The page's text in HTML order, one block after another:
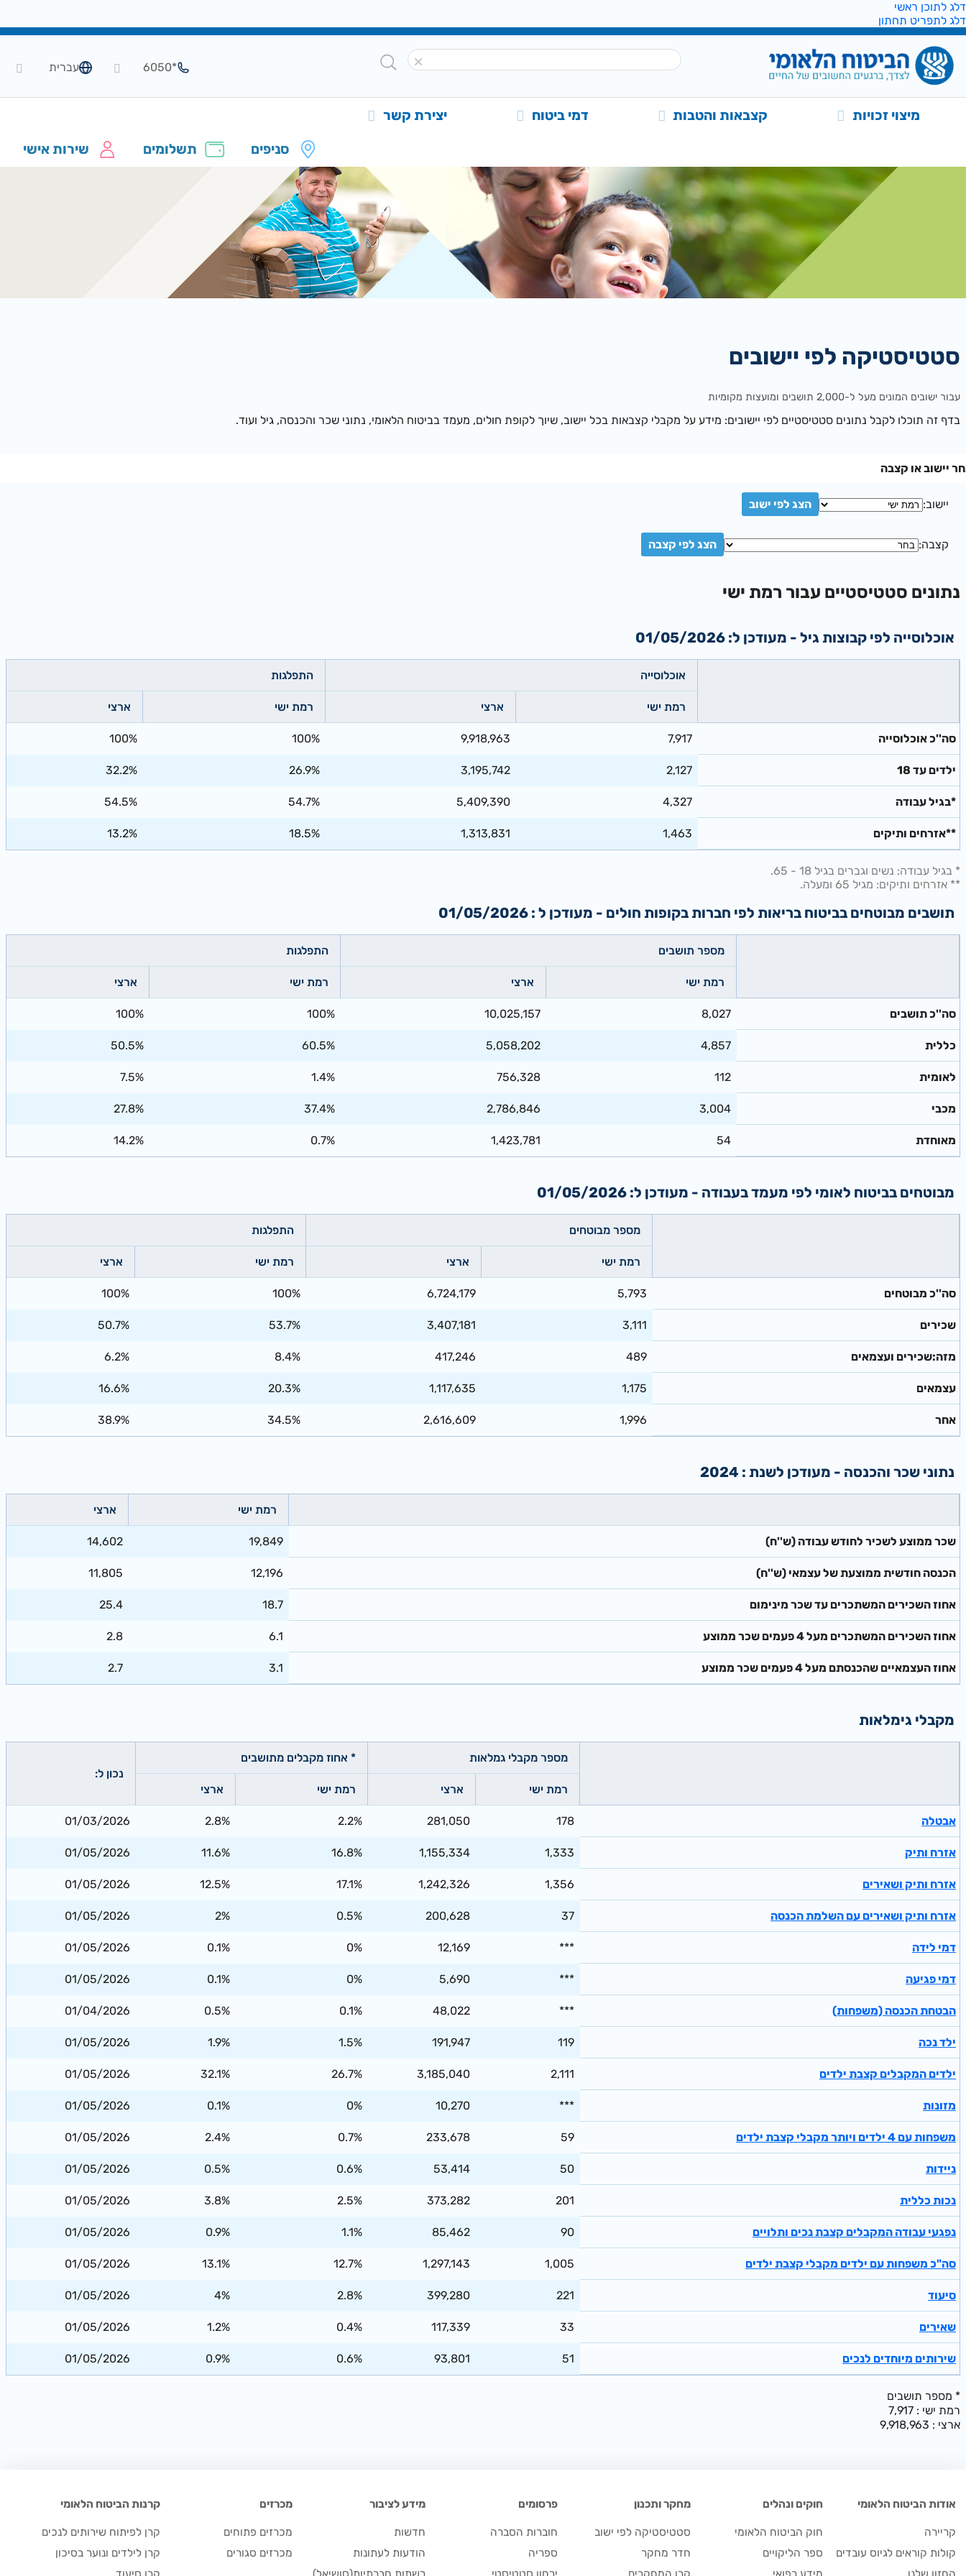
דלג לתוכן ראשי
דלג לתפריט תחתון
עברית *6050
מיצוי זכויות קצבאות והטבות דמי ביטוח יצירת קשר
סניפים תשלומים שירות אישי
סטטיסטיקה לפי יישובים
עבור ישובים המונים מעל ל-2,000 תושבים ומועצות מקומיות
בדף זה תוכלו לקבל נתונים סטטיסטיים לפי יישובים: מידע על מקבלי קצבאות בכל יישוב, שיוך לקופת חולים, מעמד בביטוח הלאומי, נתוני שכר והכנסה, גיל ועוד.
יישוב או קצבה
יישוב:
קצבה:
נתונים סטטיסטיים עבור רמת ישי
אוכלוסייה לפי קבוצות גיל - מעודכן ל: 01/05/2026
אוכלוסייה התפלגות
רמת ישי ארצי רמת ישי ארצי
סה''כ אוכלוסייה 7,917
9,918,963
100%
100%
ילדים עד 18 2,127
3,195,742
26.9%
32.2%
*בגיל עבודה 4,327
5,409,390
54.7%
54.5%
**אזרחים ותיקים 1,463
1,313,831
18.5%
13.2%
* בגיל עבודה: נשים וגברים בגיל 18 - 65.
** אזרחים ותיקים: מגיל 65 ומעלה.
תושבים מבוטחים בביטוח בריאות לפי חברות בקופות חולים - מעודכן ל : 01/05/2026
מספר תושבים התפלגות
רמת ישי ארצי רמת ישי ארצי
סה''כ תושבים 8,027
10,025,157
100%
100%
כללית 4,857
5,058,202
60.5%
50.5%
לאומית 112
756,328
1.4%
7.5%
מכבי 3,004
2,786,846
37.4%
27.8%
מאוחדת 54
1,423,781
0.7%
14.2%
מבוטחים בביטוח לאומי לפי מעמד בעבודה - מעודכן ל: 01/05/2026
מספר מבוטחים התפלגות
רמת ישי ארצי רמת ישי ארצי
סה''כ מבוטחים 5,793
6,724,179
100%
100%
שכירים 3,111
3,407,181
53.7%
50.7%
מזה:שכירים ועצמאים 489
417,246
8.4%
6.2%
עצמאים 1,175
1,117,635
20.3%
16.6%
אחר 1,996
2,616,609
34.5%
38.9%
נתוני שכר והכנסה - מעודכן לשנת : 2024
רמת ישי ארצי
(שכר ממוצע לשכיר לחודש עבודה (ש''ח 19,849
14,602
(הכנסה חודשית ממוצעת של עצמאי (ש''ח 12,196
11,805
אחוז השכירים המשתכרים עד שכר מינימום 18.7
25.4
אחוז השכירים המשתכרים מעל 4 פעמים שכר ממוצע 6.1
2.8
אחוז העצמאיים שהכנסתם מעל 4 פעמים שכר ממוצע 3.1
2.7
מקבלי גימלאות
מספר מקבלי גמלאות
* אחוז מקבלים מתושבים
נכון ל:
רמת ישי
ארצי רמת ישי ארצי
אבטלה 178
281,050
2.2%
2.8%
01/03/2026
אזרח ותיק 1,333
1,155,334
16.8%
11.6%
01/05/2026
אזרח ותיק ושאירים 1,356
1,242,326
17.1%
12.5%
01/05/2026
אזרח ותיק ושאירים עם השלמת הכנסה 37
200,628
0.5%
2%
01/05/2026
דמי לידה ***
12,169
0%
0.1%
01/05/2026
דמי פגיעה ***
5,690
0%
0.1%
01/05/2026
הבטחת הכנסה (משפחות) ***
48,022
0.1%
0.5%
01/04/2026
ילד נכה 119
191,947
1.5%
1.9%
01/05/2026
ילדים המקבלים קצבת ילדים 2,111
3,185,040
26.7%
32.1%
01/05/2026
מזונות ***
10,270
0%
0.1%
01/05/2026
משפחות עם 4 ילדים ויותר מקבלי קצבת ילדים 59
233,678
0.7%
2.4%
01/05/2026
ניידות 50
53,414
0.6%
0.5%
01/05/2026
נכות כללית 201
373,282
2.5%
3.8%
01/05/2026
נפגעי עבודה המקבלים קצבת נכים ותלויים 90
85,462
1.1%
0.9%
01/05/2026
סה"כ משפחות עם ילדים מקבלי קצבת ילדים 1,005
1,297,143
12.7%
13.1%
01/05/2026
סיעוד 221
399,280
2.8%
4%
01/05/2026
שאירים 33
117,339
0.4%
1.2%
01/05/2026
שירותים מיוחדים לנכים 51
93,801
0.6%
0.9%
01/05/2026
מספר תושבים *
רמת ישי : 7,917
ארצי : 9,918,963
אודות הביטוח הלאומי
קריירה
קולות קוראים לגיוס עובדים
חוקים ונהלים
חוק הביטוח הלאומי
ספר הליקויים
מחקר ותכנון
סטטיסטיקה לפי ישוב
חדר מחקר
פרסומים
חוברות הסברה
ספריה
מידע לציבור
חדשות
הודעות לעתונות
מכרזים
מכרזים פתוחים
מכרזים סגורים
קרנות הביטוח הלאומי
קרן לפיתוח שירותים לנכים
קרן לילדים ונוער בסיכון